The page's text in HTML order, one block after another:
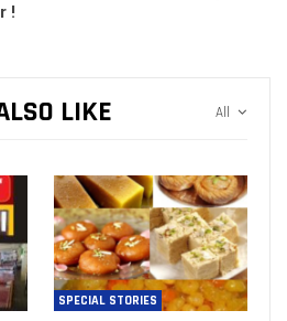
!
All
LIKE
SPECIAL STORIES